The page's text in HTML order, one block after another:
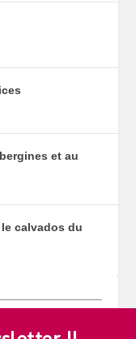
et au
calvados du